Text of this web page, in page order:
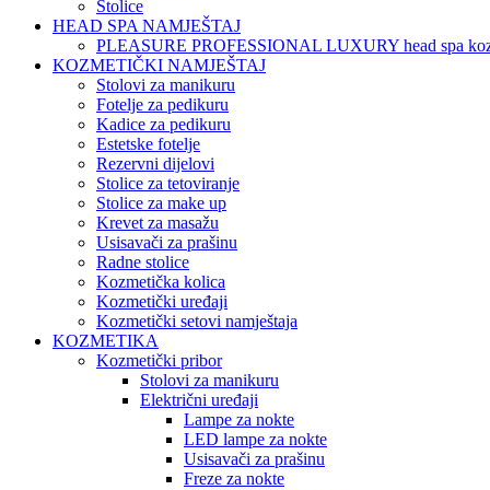
Stolice
HEAD SPA NAMJEŠTAJ
PLEASURE PROFESSIONAL LUXURY head spa
KOZMETIČKI NAMJEŠTAJ
Stolovi za manikuru
Fotelje za pedikuru
Kadice za pedikuru
Estetske fotelje
Rezervni dijelovi
Stolice za tetoviranje
Stolice za make up
Krevet za masažu
Usisavači za prašinu
Radne stolice
Kozmetička kolica
Kozmetički uređaji
Kozmetički setovi namještaja
KOZMETIKA
Kozmetički pribor
Stolovi za manikuru
Električni uređaji
Lampe za nokte
LED lampe za nokte
Usisavači za prašinu
Freze za nokte